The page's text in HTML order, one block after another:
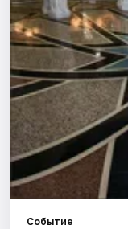
Артисты
Рейтинги
Событие